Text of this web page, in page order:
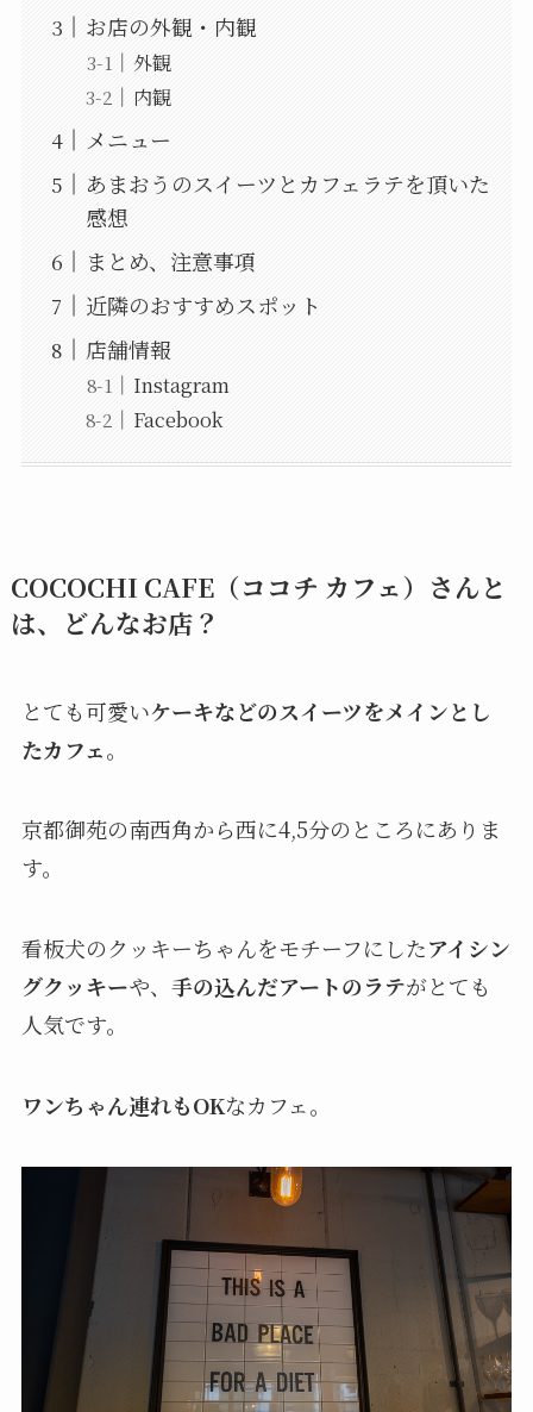
お店の外観・内観
外観
内観
メニュー
あまおうのスイーツとカフェラテを頂いた
感想
まとめ、注意事項
近隣のおすすめスポット
店舗情報
Instagram
Facebook
COCOCHI CAFE（ココチ カフェ）さんと
は、どんなお店？
とても可愛いケーキなどのスイーツをメインとし
たカフェ。
京都御苑の南西角から西に4,5分のところにありま
す。
看板犬のクッキーちゃんをモチーフにしたアイシン
グクッキーや、 手の込んだアートのラテがとても
人気です。
ワンちゃん連れもOKなカフェ。